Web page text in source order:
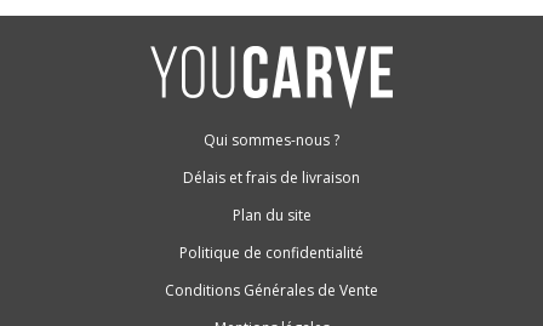
Qui sommes-nous ?
Délais et frais de livraison
Plan du site
Politique de confidentialité
Conditions Générales de Vente